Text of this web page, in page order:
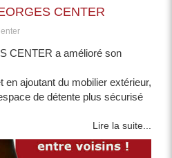
CENTER
CENTER a amélioré son
en ajoutant du mobilier extérieur,
de détente plus sécurisé
Lire la suite...